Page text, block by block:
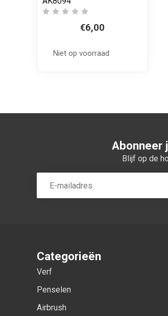
€6,00
Niet op voorraad
Abonneer
Blijf op de
Categorieën
Verf
Penselen
Airbrush